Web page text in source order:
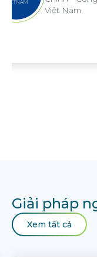
Giải pháp
Xem tất cả